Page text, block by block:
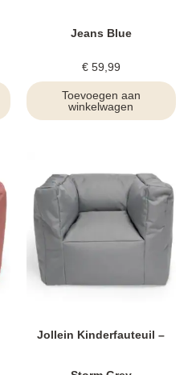
Jeans Blue
€59,99
Toevoegen aan
winkelwagen
Jollein Kinderfauteuil –